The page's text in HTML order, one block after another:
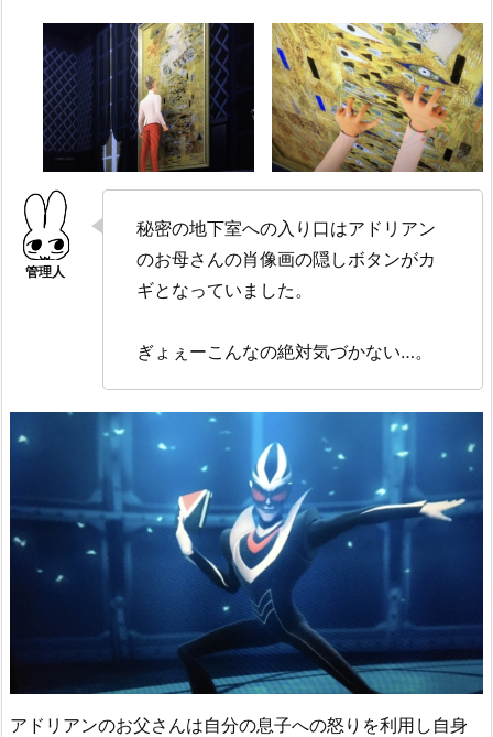
秘密の地下室への入り口はアドリアン
のお母さんの肖像画の隠しボタンがカ
ギとなっていました。
ぎょぇーこんなの絶対気づかない…。
アドリアンのお父さんは自分の息子への怒りを利用し自身